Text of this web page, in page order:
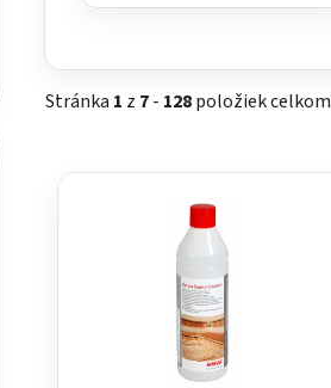
Stránka 1 z 7- 128položiek celkom